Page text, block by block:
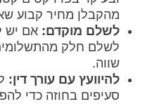
מהקבלן מחיר קבוע
לשלם מוקדם: אם יש
לשלם חלק
שווה.
להיוועץ עם עורך דין:
סעיפים בחוזה כדי